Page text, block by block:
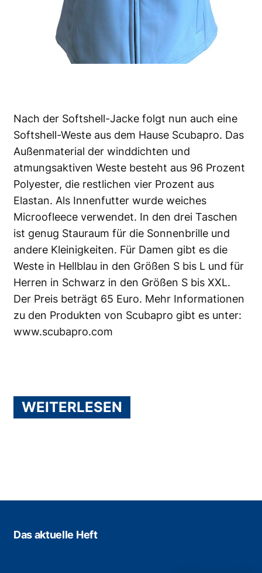
Nach der Softshell-Jacke folgt nun auch eine
Softshell-Weste aus dem Hause Scubapro. Das
Außenmaterial der winddichten und
atmungsaktiven Weste besteht aus 96 Prozent
Polyester, die restlichen vier Prozent aus
Elastan. Als Innenfutter wurde weiches
Microofleece verwendet. In den drei Taschen
ist genug Stauraum für die Sonnenbrille und
andere Kleinigkeiten. Für Damen gibt es die
Weste in Hellblau in den Größen S bis L und für
Herren in Schwarz in den Größen S bis XXL.
Der Preis beträgt 65 Euro. Mehr Informationen
zu den Produkten von Scubapro gibt es unter:
www.scubapro.com
WEITERLESEN
Das aktuelle Heft